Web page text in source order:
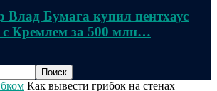
Влад Бумага купил пентхаус
с Кремлем за 500 млн…
Как вывести грибок на стенах